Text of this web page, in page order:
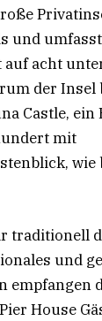
und
auf acht
der Insel
Castle, ein
mit
traditionell
und
empfangen
House